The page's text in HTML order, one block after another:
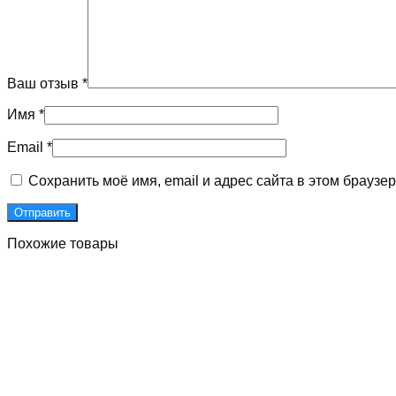
Ваш отзыв *
Имя *
Email *
Сохранить моё имя, email и адрес сайта в этом
Похожие товары